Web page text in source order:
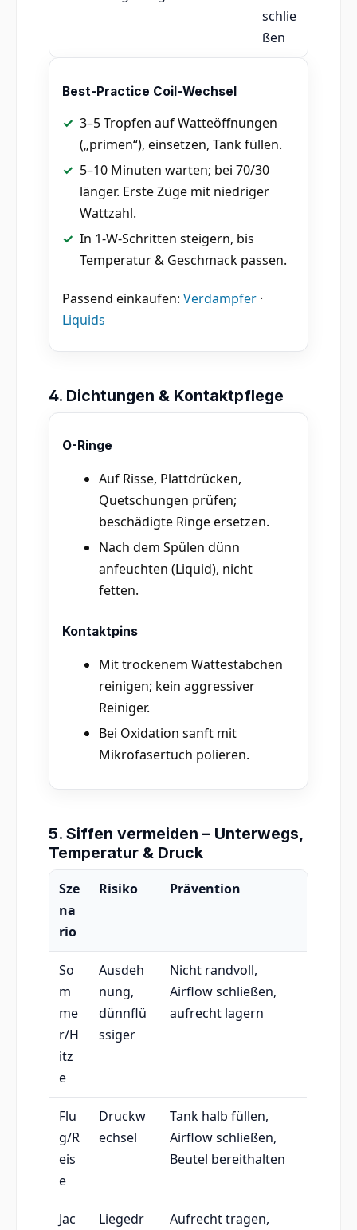
schlie
ßen
Best-Practice Coil-Wechsel
3–5 Tropfen auf Watteöffnungen
(„primen“), einsetzen, Tank füllen.
5–10 Minuten warten; bei 70/30
länger. Erste Züge mit niedriger
Wattzahl.
In 1-W-Schritten steigern, bis
Temperatur & Geschmack passen.
Passend einkaufen:Verdampfer ·
Liquids
4. Dichtungen & Kontaktpflege
O-Ringe
Auf Risse, Plattdrücken,
Quetschungen prüfen;
beschädigte Ringe ersetzen.
Nach dem Spülen dünn
anfeuchten (Liquid), nicht
fetten.
Kontaktpins
Mit trockenem Wattestäbchen
reinigen; kein aggressiver
Reiniger.
Bei Oxidation sanft mit
Mikrofasertuch polieren.
5. Siffen vermeiden – Unterwegs,
Temperatur & Druck
Sze
na
rio
Risiko Prävention
So
m
me
r/H
itz
e
Ausdeh
nung,
dünnflü
ssiger
Nicht randvoll,
Airflow schließen,
aufrecht lagern
Flu
g/R
eis
e
Druckw
echsel
Tank halb füllen,
Airflow schließen,
Beutel bereithalten
Jac
Liegedr
Aufrecht tragen,